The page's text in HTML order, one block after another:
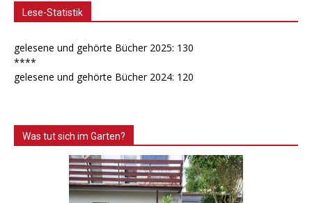
Lese-Statistik
gelesene und gehörte Bücher 2025: 130
****
gelesene und gehörte Bücher 2024: 120
Was tut sich im Garten?